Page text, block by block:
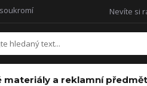
Nevíte si
materiály a reklamní